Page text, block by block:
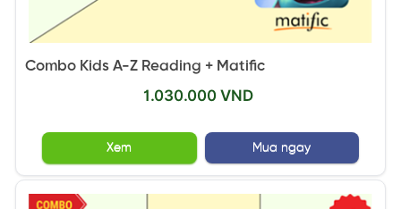
Combo Kids A-Z Reading + Matific
1.030.000 VND
Xem Mua ngay